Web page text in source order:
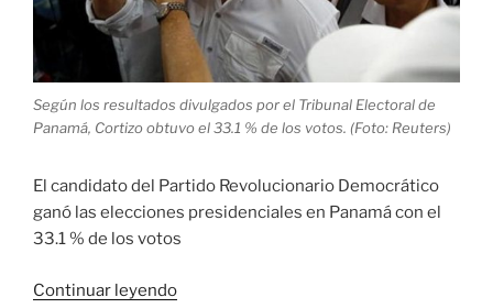
Según los resultados divulgados por el Tribunal Electoral de
Panamá, Cortizo obtuvo el 33.1 % de los votos. (Foto: Reuters)
El candidato del Partido Revolucionario Democrático
ganó las elecciones presidenciales en Panamá con el
33.1 % de los votos
Continuar leyendo«Laurentino